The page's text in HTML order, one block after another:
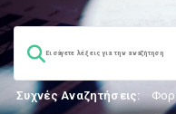
Συχνές Αναζητήσεις: